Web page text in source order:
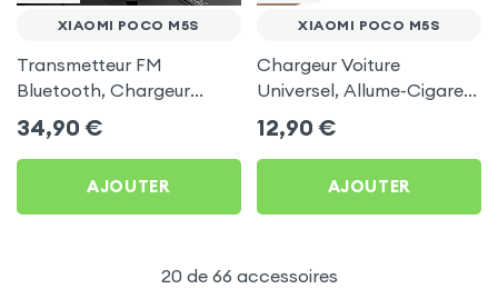
XIAOMI POCO M5S
Transmetteur FM
Bluetooth, Chargeur
Allume-cigare, Muvit pour
Xiaomi Poco M5s
34,90 €
AJOUTER
XIAOMI POCO M5S
Chargeur Voiture
Universel, Allume-Cigare
Ultra Compact avec
Finition Métallisée - Blanc
12,90 €
AJOUTER
20 de 66 accessoires